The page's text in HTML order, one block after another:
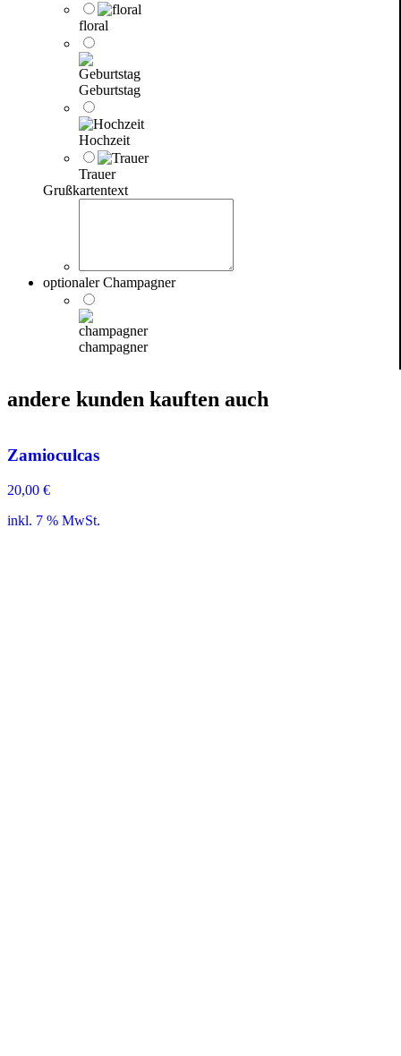
floral
Geburtstag
Hochzeit
Trauer
Grußkartentext
optionaler Champagner
champagner
andere kunden kauften auch
Zamioculcas
20,00 €
inkl. 7 % MwSt.